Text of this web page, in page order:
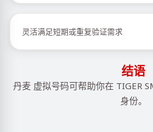
灵活满足短期或重复验证需求
结语
丹麦 虚拟号码可帮助你在 TIGER
身份。